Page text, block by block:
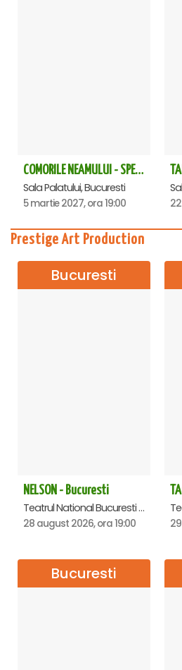
COMORILE NEAMULUI - SPECTACOL EXTRAORDINAR - Sala Palatului
Sala Palatului, Bucuresti
5 martie 2027, ora 19:00
Prestige Art Production
Bucuresti
NELSON - Bucuresti
Teatrul National Bucuresti - Sala Ion Caramitru, Bucuresti
28 august 2026, ora 19:00
Bucuresti